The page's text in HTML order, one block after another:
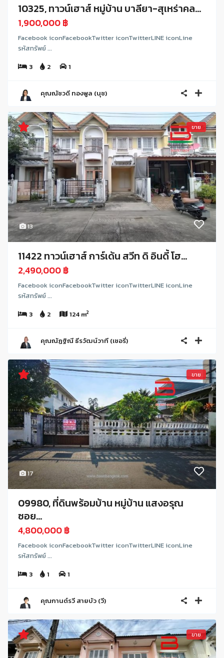
10325, ทาวน์เฮาส์ หมู่บ้าน บาลียา-สุเหร่าคล...
1,900,000 ฿
Facebook iconFacebookTwitter iconTwitterLINE iconLine
รหัสทรัพย์ ...
3
2 1
คุณณัชวดี ทองพูล (นุช)
13
ขาย
11422 ทาวน์เฮาส์ การ์เด้น สวีท ดิ อินดี้ โฮ...
2,490,000 ฿
Facebook iconFacebookTwitter iconTwitterLINE iconLine
รหัสทรัพย์ ...
3
2 124 m2
คุณณัฏฐิณี ธีรวัฒน์วาที (เชอรี่)
17
ขาย
09980, ที่ดินพร้อมบ้าน หมู่บ้าน แสงอรุณ
ซอย...
4,800,000 ฿
Facebook iconFacebookTwitter iconTwitterLINE iconLine
รหัสทรัพย์ ...
3
1 1
คุณกานต์รวี สายบัว (วี)
ขาย